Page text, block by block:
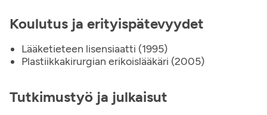
Koulutus ja erityispätevyydet
Lääketieteen lisensiaatti (1995)
Plastiikkakirurgian erikoislääkäri (2005)
Tutkimustyö ja julkaisut